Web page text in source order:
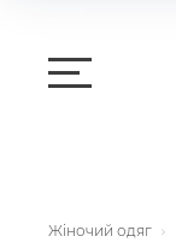
Жіночий одяг